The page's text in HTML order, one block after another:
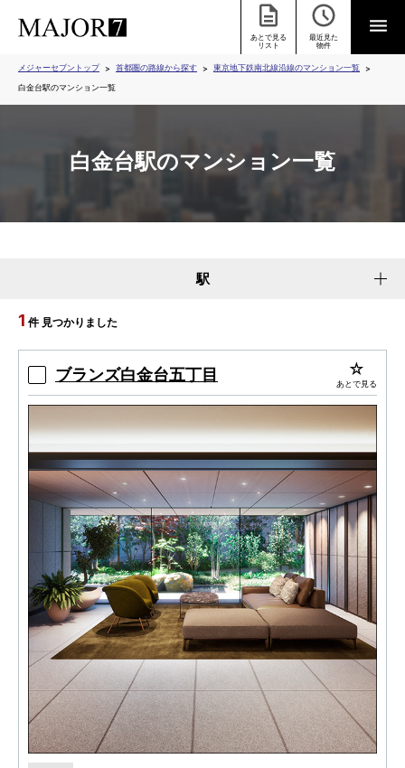
あとで見る
リスト
最近見た
物件
メジャーセブントップ 首都圏の路線から探す
東京地下鉄南北線沿線のマンション一覧
白金台駅のマンション一覧
白金台駅のマンション一覧
駅
1 件 見つかりました
ブランズ白金台五丁目 あとで見る